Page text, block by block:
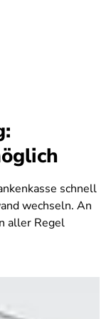
schnell
wechseln. An
aller Regel